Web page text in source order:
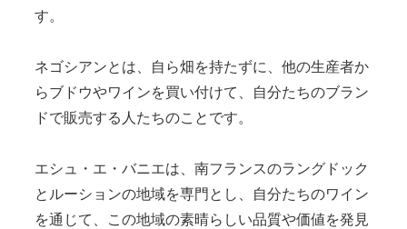
す。
ネゴシアンとは、自ら畑を持たずに、他の生産者か
らブドウやワインを買い付けて、自分たちのブラン
ドで販売する人たちのことです。
エシュ・エ・バニエは、南フランスのラングドック
とルーションの地域を専門とし、自分たちのワイン
を通じて、この地域の素晴らしい品質や価値を発見